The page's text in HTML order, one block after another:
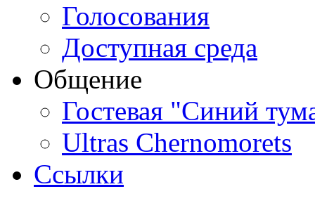
Голосования
Доступная среда
Общение
Гостевая "Синий
Ultras Chernomorets
Ссылки